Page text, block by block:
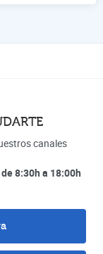
canales
8:30h a 18:00h